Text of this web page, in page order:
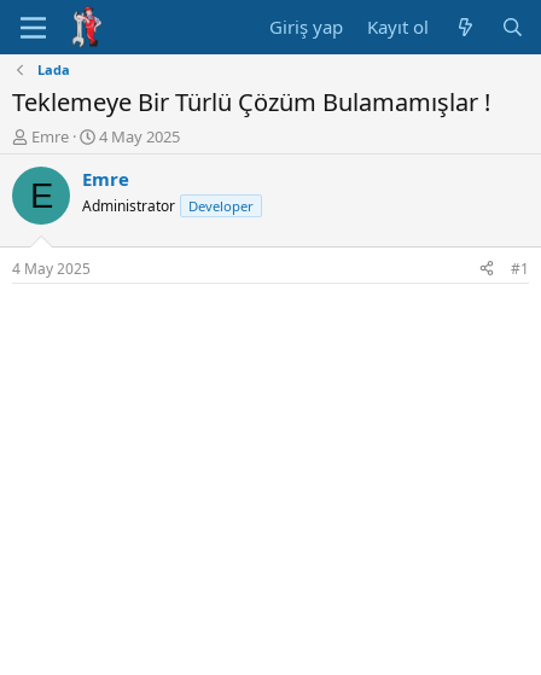
Giriş yap Kayıt ol
Lada
Teklemeye Bir Türlü Çözüm Bulamamışlar !
K
n
u
y
u
B
a
Emre
B
ş
l
n
ı
4 May 2025
E Emre
Administrator Developer
4 May 2025 #1